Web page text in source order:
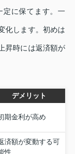
定に保てます。一
化します。初めは
昇時には返済額が
デメリット
期金利が高め
済額が変動する可
性